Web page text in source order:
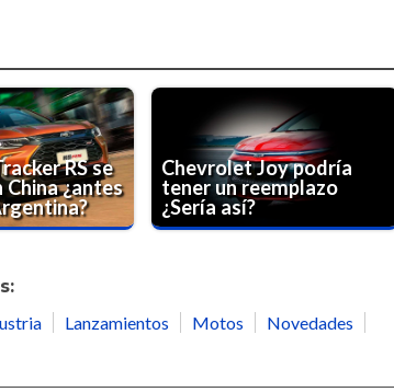
RS se
¿antes
Chevrolet Joy podría
tener un reemplazo
¿Sería así?
Lanzamientos Motos
Novedades